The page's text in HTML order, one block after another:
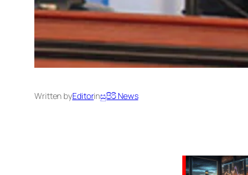
Written byEditorinසුපිරි News